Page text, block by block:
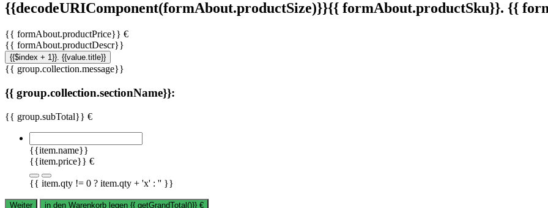
{{decodeURIComponent(formAbout.productSize)}}{{ formAbout.productSku}}. {{
{{ formAbout.productPrice}} €
{{ formAbout.productDescr}}
{{$index + 1}}. {{value.title}}
{{ group.collection.message}}
{{ group.collection.sectionName}}:
{{ group.subTotal}} €
{{item.name}}
{{item.price}} €
{{ item.qty != 0 ? item.qty + 'x' : '' }}
Weiter in den Warenkorb legen {{ getGrandTotal()}} €